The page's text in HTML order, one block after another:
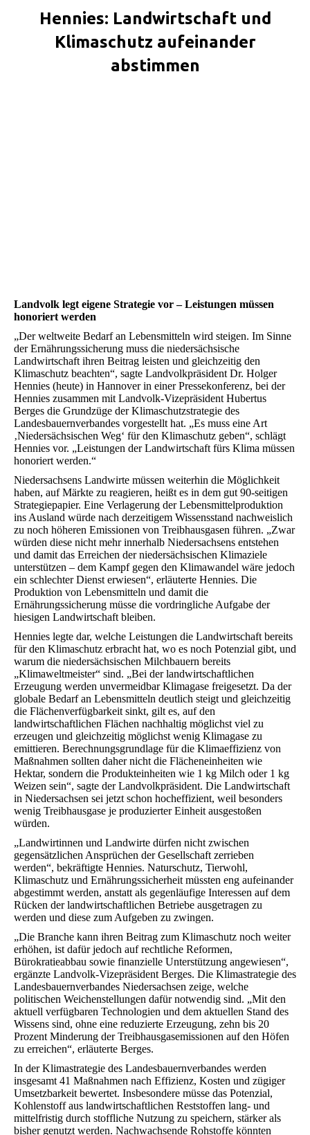
Hennies: Landwirtschaft und
Klimaschutz aufeinander
abstimmen
Landvolk legt eigene Strategie vor – Leistungen müssen
honoriert werden
„Der weltweite Bedarf an Lebensmitteln wird steigen. Im Sinne
der Ernährungssicherung muss die niedersächsische
Landwirtschaft ihren Beitrag leisten und gleichzeitig den
Klimaschutz beachten“, sagte Landvolkpräsident Dr. Holger
Hennies (heute) in Hannover in einer Pressekonferenz, bei der
Hennies zusammen mit Landvolk-Vizepräsident Hubertus
Berges die Grundzüge der Klimaschutzstrategie des
Landesbauernverbandes vorgestellt hat. „Es muss eine Art
‚Niedersächsischen Weg‘ für den Klimaschutz geben“, schlägt
Hennies vor. „Leistungen der Landwirtschaft fürs Klima müssen
honoriert werden.“
Niedersachsens Landwirte müssen weiterhin die Möglichkeit
haben, auf Märkte zu reagieren, heißt es in dem gut 90-seitigen
Strategiepapier. Eine Verlagerung der Lebensmittelproduktion
ins Ausland würde nach derzeitigem Wissensstand nachweislich
zu noch höheren Emissionen von Treibhausgasen führen. „Zwar
würden diese nicht mehr innerhalb Niedersachsens entstehen
und damit das Erreichen der niedersächsischen Klimaziele
unterstützen – dem Kampf gegen den Klimawandel wäre jedoch
ein schlechter Dienst erwiesen“, erläuterte Hennies. Die
Produktion von Lebensmitteln und damit die
Ernährungssicherung müsse die vordringliche Aufgabe der
hiesigen Landwirtschaft bleiben.
Hennies legte dar, welche Leistungen die Landwirtschaft bereits
für den Klimaschutz erbracht hat, wo es noch Potenzial gibt, und
warum die niedersächsischen Milchbauern bereits
„Klimaweltmeister“ sind. „Bei der landwirtschaftlichen
Erzeugung werden unvermeidbar Klimagase freigesetzt. Da der
globale Bedarf an Lebensmitteln deutlich steigt und gleichzeitig
die Flächenverfügbarkeit sinkt, gilt es, auf den
landwirtschaftlichen Flächen nachhaltig möglichst viel zu
erzeugen und gleichzeitig möglichst wenig Klimagase zu
emittieren. Berechnungsgrundlage für die Klimaeffizienz von
Maßnahmen sollten daher nicht die Flächeneinheiten wie
Hektar, sondern die Produkteinheiten wie 1 kg Milch oder 1 kg
Weizen sein“, sagte der Landvolkpräsident. Die Landwirtschaft
in Niedersachsen sei jetzt schon hocheffizient, weil besonders
wenig Treibhausgase je produzierter Einheit ausgestoßen
würden.
„Landwirtinnen und Landwirte dürfen nicht zwischen
gegensätzlichen Ansprüchen der Gesellschaft zerrieben
werden“, bekräftigte Hennies. Naturschutz, Tierwohl,
Klimaschutz und Ernährungssicherheit müssten eng aufeinander
abgestimmt werden, anstatt als gegenläufige Interessen auf dem
Rücken der landwirtschaftlichen Betriebe ausgetragen zu
werden und diese zum Aufgeben zu zwingen.
„Die Branche kann ihren Beitrag zum Klimaschutz noch weiter
erhöhen, ist dafür jedoch auf rechtliche Reformen,
Bürokratieabbau sowie finanzielle Unterstützung angewiesen“,
ergänzte Landvolk-Vizepräsident Berges. Die Klimastrategie des
Landesbauernverbandes Niedersachsen zeige, welche
politischen Weichenstellungen dafür notwendig sind. „Mit den
aktuell verfügbaren Technologien und dem aktuellen Stand des
Wissens sind, ohne eine reduzierte Erzeugung, zehn bis 20
Prozent Minderung der Treibhausgasemissionen auf den Höfen
zu erreichen“, erläuterte Berges.
In der Klimastrategie des Landesbauernverbandes werden
insgesamt 41 Maßnahmen nach Effizienz, Kosten und zügiger
Umsetzbarkeit bewertet. Insbesondere müsse das Potenzial,
Kohlenstoff aus landwirtschaftlichen Reststoffen lang- und
mittelfristig durch stoffliche Nutzung zu speichern, stärker als
bisher genutzt werden. Nachwachsende Rohstoffe könnten